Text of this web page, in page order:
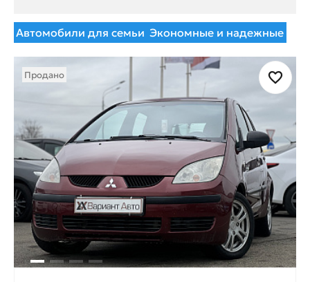
Автомобили для семьи Экономные и надежные
Продано